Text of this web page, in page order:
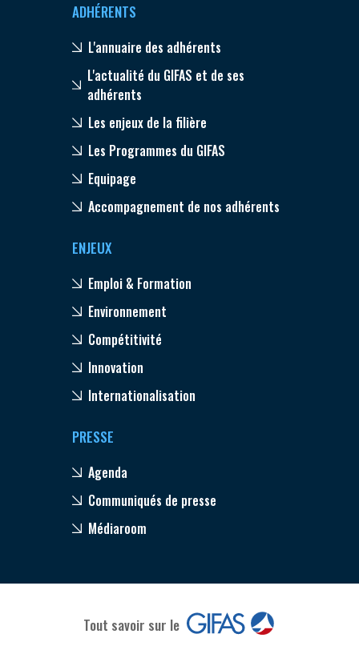
ADHÉRENTS
L'annuaire des adhérents
L'actualité du GIFAS et de ses
adhérents
Les enjeux de la filière
Les Programmes du GIFAS
Equipage
Accompagnement de nos adhérents
ENJEUX
Emploi & Formation
Environnement
Compétitivité
Innovation
Internationalisation
PRESSE
Agenda
Communiqués de presse
Médiaroom
Tout savoir sur le